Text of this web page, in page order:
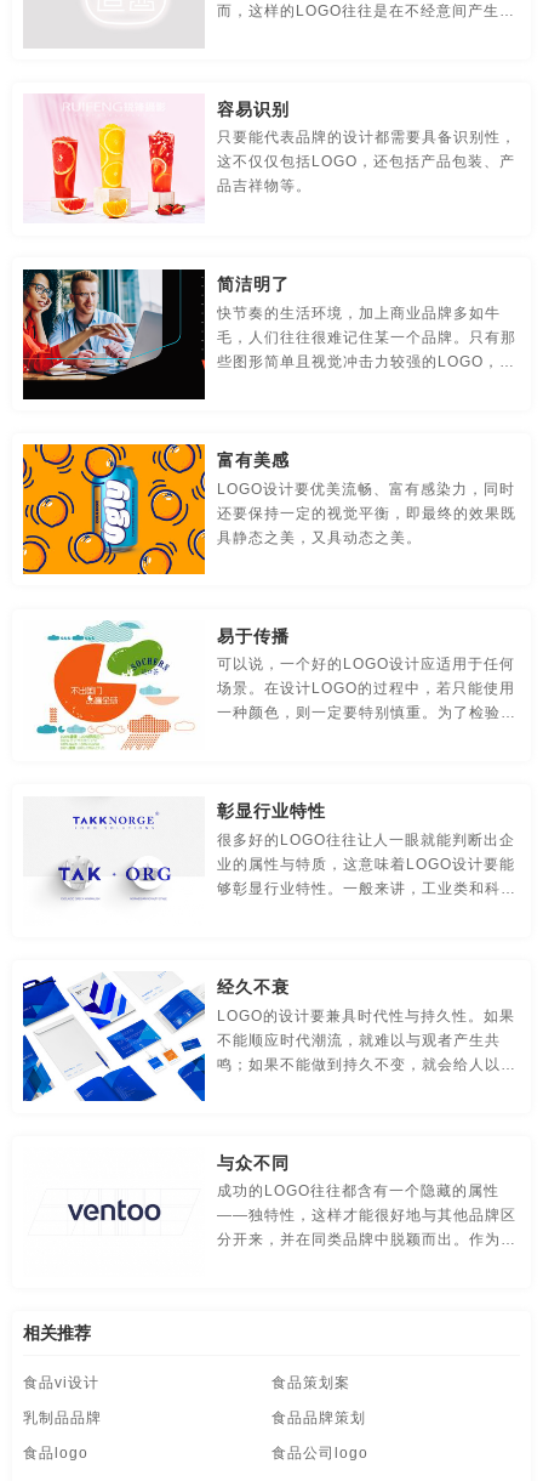
儿童-品牌策划
农产品-品牌策划 汽车-品牌策划 网站-品牌策划
微商品-品牌策划 文化-品牌策划 药品-品牌策划
极简logo-品牌策划 建筑-品牌策划
金融-品牌策划 科技公司-品牌策划 礼品包装设计
农业-品牌策划 文化公司-品牌策划
游戏-品牌策划 咨询公司-品牌策划 公益-品牌策划
公园-品牌策划 行销-品牌策划
环保-品牌策划 活动-品牌策划 吉祥物-品牌策划
家具-品牌策划 建筑-品牌策划 金融-品牌策划
经典-品牌策划 景区-品牌策划
平面-品牌策划 汽车-品牌策划
商标-设计，注册 商场-品牌策划 商业-品牌策划
视频-品牌策划 体育-品牌策划
文字-品牌策划 物流-品牌策划 物业-品牌策划
主题-品牌策划 专卖店-品牌策划
专题-品牌策划 字体-品牌策划 集团-品牌策划
白酒/红酒/啤酒/水-包装设计
包装网站-包装设计 保健品-包装设计 餐饮-包装设计
而，这样的LOGO往往是在不经意间产生
容易识别
只要能代表品牌的设计都需要具备识别性，
这不仅仅包括LOGO，还包括产品包装、产
品吉祥物等。
简洁明了
快节奏的生活环境，加上商业品牌多如牛
毛，人们往往很难记住某一个品牌。只有那
些图形简单且视觉冲击力较强的LOGO，才
富有美感
LOGO设计要优美流畅、富有感染力，同时
还要保持一定的视觉平衡，即最终的效果既
具静态之美，又具动态之美。
易于传播
可以说，一个好的LOGO设计应适用于任何
场景。在设计LOGO的过程中，若只能使用
一种颜色，则一定要特别慎重。为了检验颜
彰显行业特性
很多好的LOGO往往让人一眼就能判断出企
业的属性与特质，这意味着LOGO设计要能
够彰显行业特性。一般来讲，工业类和科技
经久不衰
LOGO的设计要兼具时代性与持久性。如果
不能顺应时代潮流，就难以与观者产生共
鸣；如果不能做到持久不变，就会给人以反
与众不同
成功的LOGO往往都含有一个隐藏的属性
——独特性，这样才能很好地与其他品牌区
分开来，并在同类品牌中脱颖而出。作为当
相关推荐
食品vi设计 食品策划案
乳制品品牌 食品品牌策划
食品logo 食品公司logo